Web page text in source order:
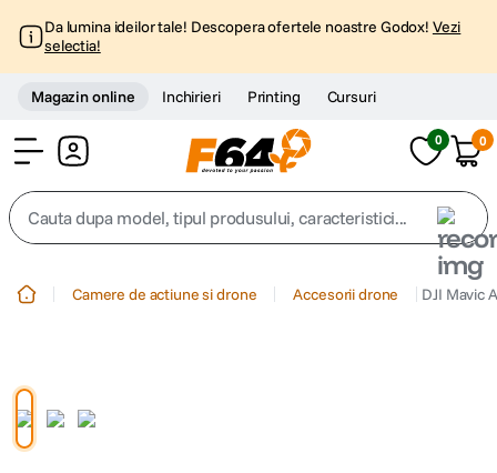
Da lumina ideilor tale! Descopera ofertele noastre Godox! Vezi
selectia!
Magazin online Inchirieri Printing Cursuri
0 0
Cauta dupa model, tipul produsului, caracteristici...
Camere de actiune si drone Accesorii drone DJI Mavic